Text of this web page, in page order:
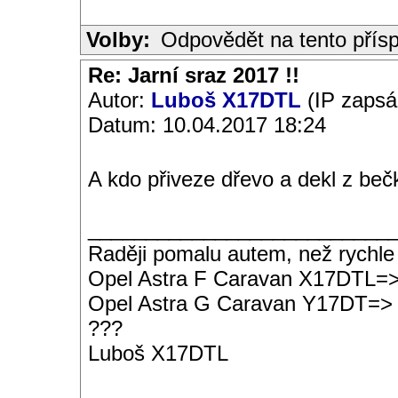
Volby: Odpovědět na tento
Re: Jarní sraz 2017 !!
Autor: Luboš X17DTL (IP
Datum: 10.04.2017 18:24
A kdo přiveze dřevo a dekl z
Raději pomalu autem, než
Opel Astra F Caravan
Opel Astra G Caravan Y17DT=>
???
Luboš X17DTL